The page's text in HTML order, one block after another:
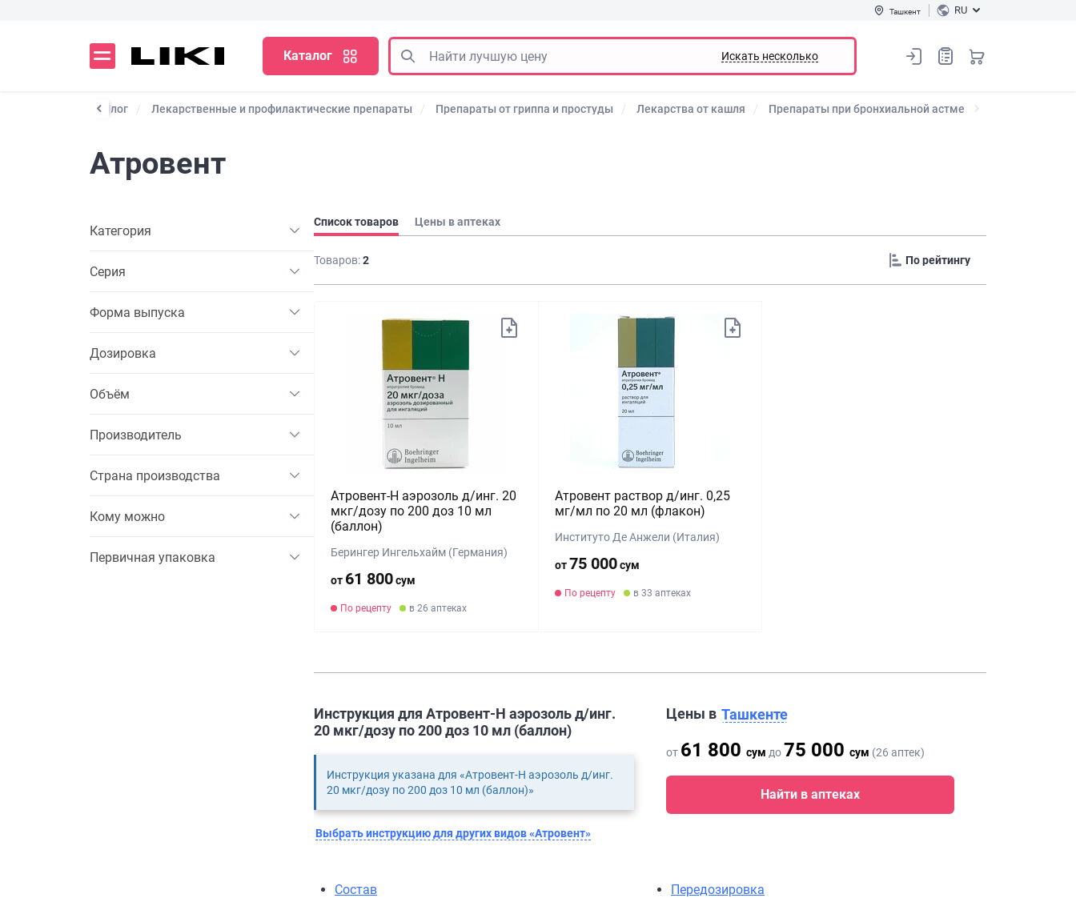
Ташкент RU
Каталог Искать несколько
Каталог Лекарственные и профилактические препараты Препараты от гриппа и простуды Лекарства от кашля Препараты при бронхиальной астме
Атровент
Категория
Серия
Форма выпуска
Дозировка
Объём
Производитель
Страна производства
Кому можно
Первичная упаковка
Список товаров Цены в аптеках
Товаров:2
Атровент-Н аэрозоль д/инг. 20
мкг/дозу по 200 доз 10 мл
(баллон)
Берингер Ингельхайм (Германия)
от 61 800сум
По рецепту в 26 аптеках
Атровент раствор д/инг. 0,25
мг/мл по 20 мл (флакон)
Институто Де Анжели (Италия)
от75 000сум
По рецепту в 33 аптеках
Цены в Ташкенте
от 61 800 сум до75 000 сум (26 аптек)
Найти в аптеках
Инструкция для Атровент-Н аэрозоль д/инг.
20 мкг/дозу по 200 доз 10 мл (баллон)
Инструкция указана для «Атровент-Н аэрозоль д/инг.
20 мкг/дозу по 200 доз 10 мл (баллон)»
Выбрать инструкцию для других видов «Атровент»
Состав
Передозировка